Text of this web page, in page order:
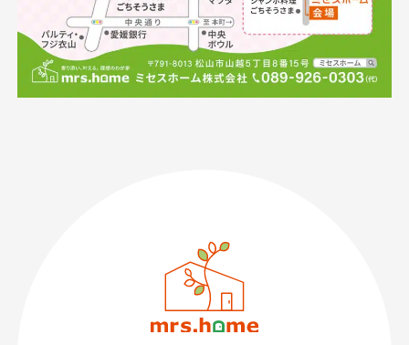
営業時間：月〜土 8:30 〜 17:30
日・祝 9:30 〜 17:30